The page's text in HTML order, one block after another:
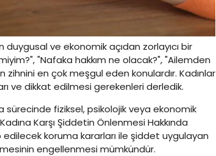
duygusal ve ekonomik açıdan zorlayıcı bir
"Nafaka hakkım ne olacak?", "Ailemden
zihnini en çok meşgul eden konulardır. Kadınlar
ve dikkat edilmesi gerekenleri derledik.
sürecinde fiziksel, psikolojik veya ekonomik
Karşı Şiddetin Önlenmesi Hakkında
koruma kararları ile şiddet uygulayan
engellenmesi mümkündür.